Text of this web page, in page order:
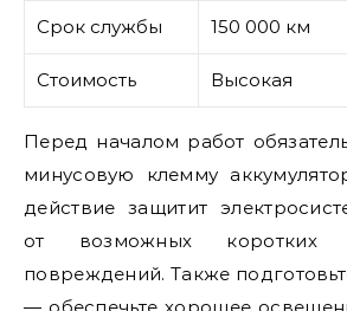
Срок службы 150 000 км
Стоимость Высокая
Перед началом работ
минусовую клемму
действие защитит
от возможных коротких
повреждений. Также